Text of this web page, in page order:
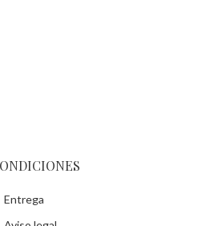
Entrega